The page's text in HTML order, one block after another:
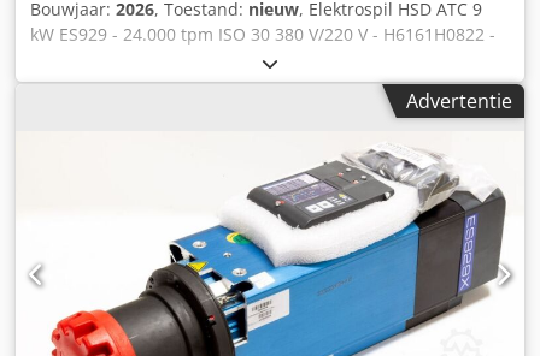
Bouwjaar: 2026, Toestand: nieuw, Elektrospil HSD ATC 9
kW ES929 - 24.000 tpm ISO 30 380 V/220 V - H6161H0822 -
automatische gereedschapswissel Vermogen S1/S6: 7,5
kW/9 kW Automatische gereedschapsvergrendeling door
middel van pneumatische zuiger Stroomvoorziening:
levensduur Maximale snelheid: 24000 rpm Gewicht: 31 kg
Cedpetvm Sfsfx Ap Ajha Gemaakt van aluminium Extra
Advertentie